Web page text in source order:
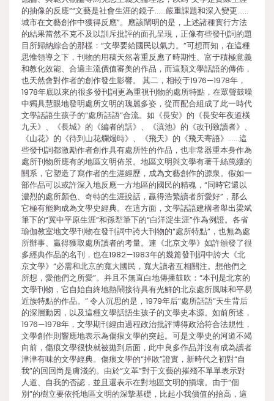
的抽像的反應”“文藝是社會生涯的鏡子……嚴重課題和深入變更……
城市在文藝創作中獲得反應”。應該闡明的是，上述諸種實行方法
的結果當然不克不及以訓斥批評的面孔呈現，正像有些發刊詞的題
目所歸納綜合的那樣：“文學要給國民以氣力。”可想而知，在這種
思惟領導之下，刊物的用稿天然著重反應了時期性、富于積極意義
和教化效能、合適主流價值審美的作品，而這類文學話語的傳佈，
也天然會對作者的創作發生影響。 其二，相較于1976—1978年，
1978年底以來的很多發刊詞更為重視刊物的處所特點，在眾聲鼓噪
中獨具慧眼地發明處所文明的瑰麗多姿，從而配合組成了此一時代
文學話語生孩子的“處所話語”合流。如《長安》的《長安年夜道橫
九天》、《長城》的《編者的話》、《滇池》的《改刊致讀者》、
《山花》的《待到山花爛熳時》、《飛天》的《飛天寄語》……這
些發刊詞都激勵作者創作具有處所性的作品，也非常器重本身作為
處所刊物所應有的地區文明佈景。地區文明與文學有著千絲萬縷的
關系，它塑造了寫作者的生涯經歷，成為文藝創作的源泉。假如一
部作品可以或許深入地反應一方地區的國民的精魂，“同時它還以
濃烈的處所顏色、奇特的生涯說話，贏得浩繁讀者所愛好”，那么
它極有能夠成為文學史經典。在這方面，文學話語建構者舉出梁斌
筆下的“冀中平原生涯”和孫犁筆下的“白洋淀生涯”作為例證。各省
瑜伽教室地文學刊物在發刊詞中誇大刊物的“處所特點”，也無為處
所辦事、贏得獲取處所讀者的考量。連《北京文學》如許頒發了很
多經典作品的名刊，也在1982—1983年的幾篇發刊詞中誇大《北
京文學》“必需和北京的寬大國民，寬大讀者互相關注。想他們之
所想，愛他們之所愛”。并且不無直白地傳播鼓吹：“本刊是北京的
文學刊物，它自始自終地熱鬧接待具有光鮮的北京處所風味和平易
近族特點的作品。” 令人沉思的是，1979年后“處所話語”天生背后
的深層動因，以及這種文學話語生孩子的文學史本源。如前所述，
1976—1978年，文學期刊經由過程政治批評博得政治符合法規性，
文學創作則響應地表示為傷痕文學的突起。可是文學史的河道不竭
向前，傷痕文學很快就被拋到后面，此中良多作品并沒有成為讀者
津津有味的文學經典。傷痕文學的“掉敗”證實，新時代之初對“自
我”的回回尚是膚淺的。由於“文革”對于文藝的摧殘不單單表示對
人道、自我的否認，並且還表示在對地區文明的損壞。由于“個
別”的樹立要依托地區文明的深摯基礎，比起小我價值的抬高，這